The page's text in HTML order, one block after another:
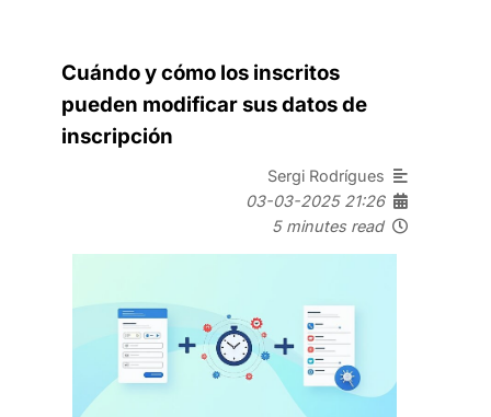
Cuándo y cómo los inscritos
pueden modificar sus datos de
inscripción
Sergi Rodrígues
03-03-2025 21:26
5 minutes read